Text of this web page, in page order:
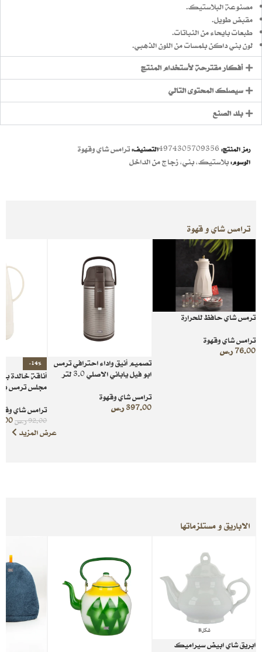
مصنوعة البلاستيك.
مقبض طويل.
طبعات بايحاء من النباتات.
لون بني داكن بلمسات من اللون الذهبي.
أفكار مقترحة لأستخدام المنتج
سيصلك المحتوى التالي
بلد الصنع
رمز المنتج: 4974305709356التصنيف:ترامس شاي وقهوة
الوسوم:بلاستيك,بني,زجاج من الداخل
ترامس شاي و قهوة
ترمس شاي حافظ للحرارة
ترامس شاي وقهوة
76.00ر.س
تصميم أنيق واداء احترافي ترمس
ابو فيل ياباني الاصلي 3.0 لتر
ترامس شاي وقهوة
397.00 ر.س
-14%
أناقة خالدة
مجلس ترمس بيج
ترامس شاي
92.00ر.س
عرض المزيد
الاباريق و مستلزماتها
ابريق شاي ابيض سيراميك